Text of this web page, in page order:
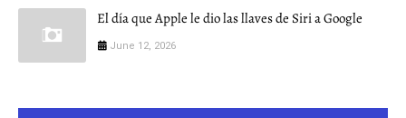
El día que Apple le dio las llaves de Siri a Google
June 12, 2026